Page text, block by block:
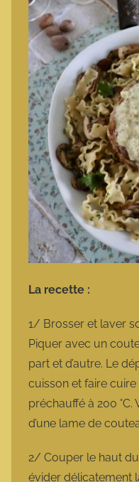
La recette :
1/ Brosser et laver
Piquer avec un
part et d’autre. Le
cuisson et faire
préchauffé à 200 °C.
d’une lame de
2/ Couper le haut du
évider délicatement